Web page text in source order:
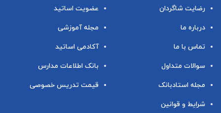
رضایت شاگردان
درباره ما
تماس با ما
سوالات متداول
مجله استادبانک
شرایط و قوانین
عضویت اساتید
مجله آموزشی
آکادمی اساتید
بانک اطلاعات مدارس
قیمت تدریس خصوصی